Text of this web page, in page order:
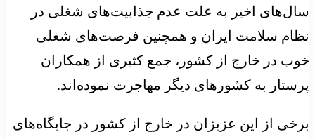
سال‌های اخیر به علت عدم جذابیت‌های شغلی در
نظام سلامت ایران و همچنین فرصت‌های شغلی
خوب در خارج از کشور، جمع کثیری از همکاران
پرستار به کشورهای دیگر مهاجرت نموده‌اند.
برخی از این عزیزان در خارج از کشور در جایگاه‌های